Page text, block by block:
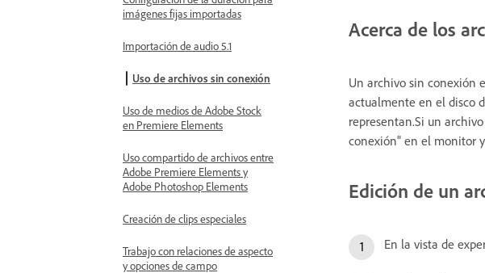
imágenes fijas importadas
Importación de audio 5.1
Uso de archivos sin conexión
Uso de medios de Adobe Stock
en Premiere Elements
Uso compartido de archivos entre
Adobe Premiere Elements y
Adobe Photoshop Elements
Creación de clips especiales
Trabajo con relaciones de aspecto
y opciones de campo
Acerca de los
Un archivo sin conexión
actualmente en el disco
representan.Si un
conexión" en el monitor
Edición de un
En la vista de